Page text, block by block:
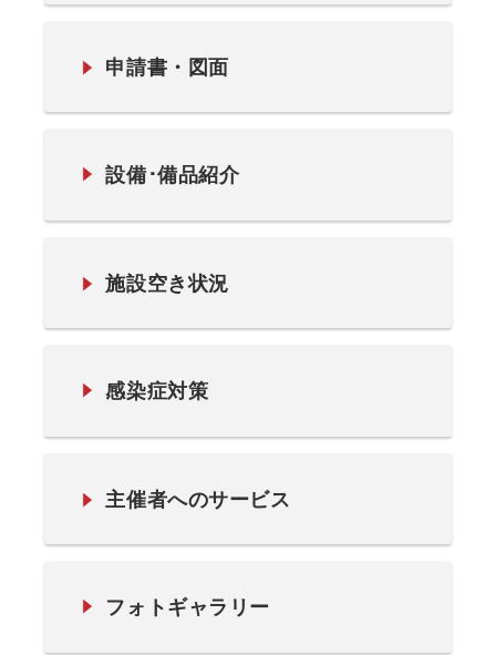
申請書・図面
設備･備品紹介
施設空き状況
感染症対策
主催者へのサービス
フォトギャラリー